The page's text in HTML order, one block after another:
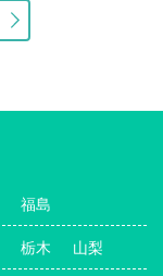
福島
栃木 山梨